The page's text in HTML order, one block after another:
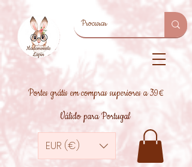
Portes grátis em compras superiores a 39€
Válido para Portugal
EUR (€)